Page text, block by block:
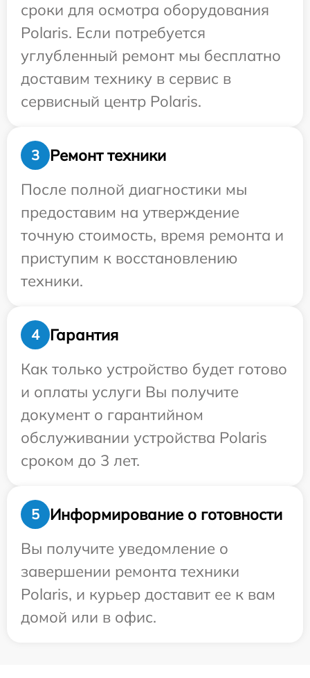
сроки для осмотра оборудования
Polaris. Если потребуется
углубленный ремонт мы бесплатно
доставим технику в сервис в
сервисный центр Polaris.
3
Ремонт техники
После полной диагностики мы
предоставим на утверждение
точную стоимость, время ремонта и
приступим к восстановлению
техники.
4
Гарантия
Как только устройство будет готово
и оплаты услуги Вы получите
документ о гарантийном
обслуживании устройства Polaris
сроком до 3 лет.
5
Информирование о готовности
Вы получите уведомление о
завершении ремонта техники
Polaris, и курьер доставит ее к вам
домой или в офис.